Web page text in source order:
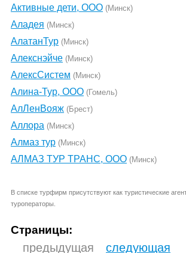
Активные дети, ООО (Минск)
Аладея (Минск)
АлатанТур (Минск)
Алекснэйче (Минск)
АлексСистем (Минск)
Алина-Тур, ООО (Гомель)
АлЛенВояж (Брест)
Аллора (Минск)
Алмаз тур (Минск)
АЛМАЗ ТУР ТРАНС, ООО (Минск)
В списке турфирм присутствуют как туристические
туроператоры.
Страницы:
предыдущая следующая